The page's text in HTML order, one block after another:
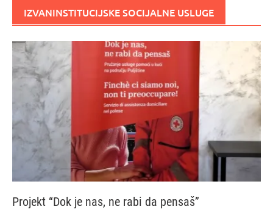
IZVANINSTITUCIJSKE SOCIJALNE USLUGE
Projekt “Dok je nas, ne rabi da pensaš”